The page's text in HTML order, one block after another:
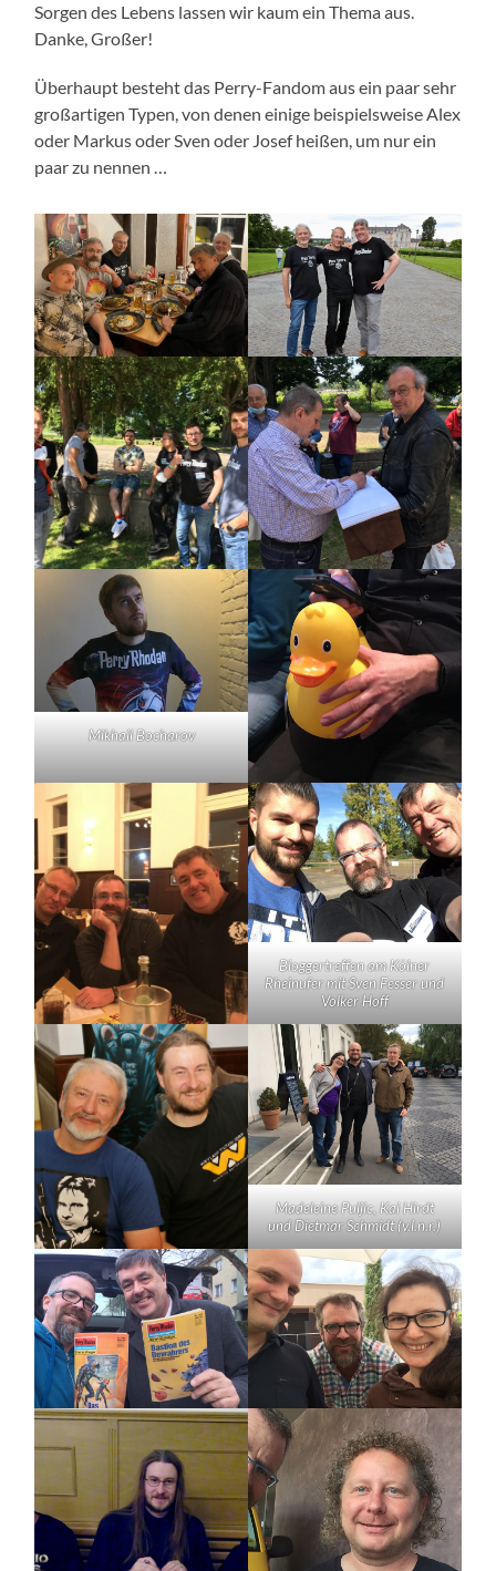
Sorgen des Lebens lassen wir kaum ein Thema aus.
Danke, Großer!
Überhaupt besteht das Perry-Fandom aus ein paar sehr
großartigen Typen, von denen einige beispielsweise Alex
oder Markus oder Sven oder Josef heißen, um nur ein
paar zu nennen …
Mikhail Bocharov
Bloggertreffen am Kölner
Rheinufer mit Sven Fesser und
Volker Hoff
Madeleine Puljic, Kai Hirdt
und Dietmar Schmidt (v.l.n.r.)